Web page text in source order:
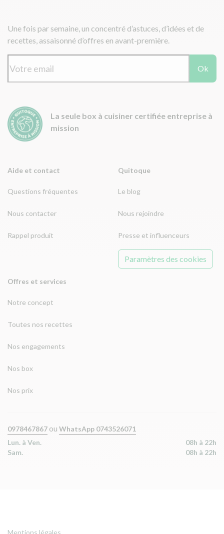
Aide et contact
Questions fréquentes
Nous contacter
Rappel produit
Offres et services
Notre concept
Toutes nos recettes
Nos engagements
Nos box
Nos prix
Quitoque
Le blog
Nous rejoindre
Presse et influenceurs
Paramètres des cookies
Une fois par semaine, un concentré d’astuces, d’idées et de
recettes, assaisonné d’offres en avant-première.
Ok
La seule box à cuisiner certifiée entreprise à
mission
0978467867 ou WhatsApp 0743526071
Lun. à Ven.
08h à 22h
Sam.
08h à 22h
Mentions légales